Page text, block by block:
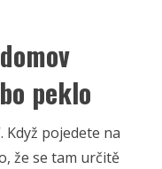
peklo
Když pojedete na
že se tam určitě